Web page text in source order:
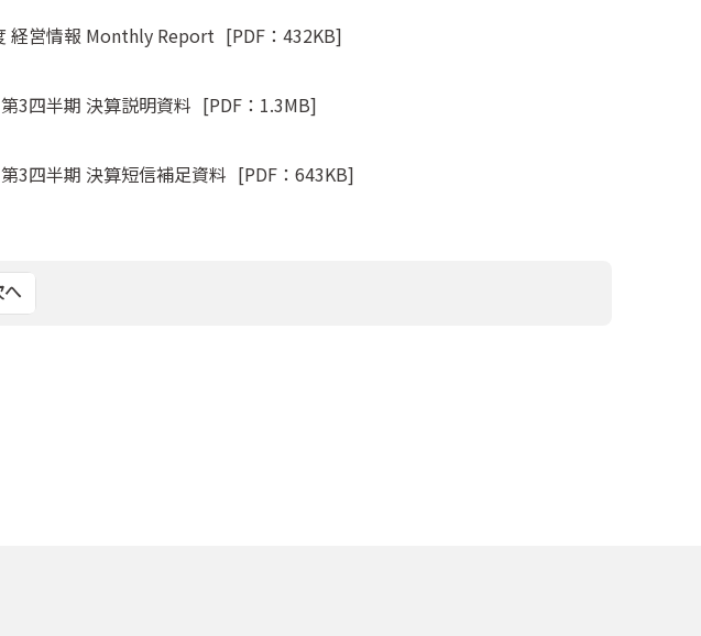
経営情報 Monthly Report [PDF：432KB]
3四半期 決算説明資料 [PDF：1.3MB]
3四半期 決算短信補足資料 [PDF：643KB]